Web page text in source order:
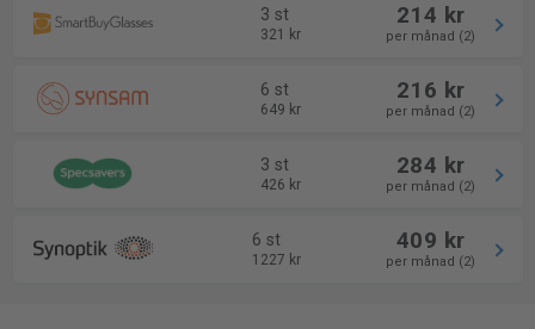
3 st
321 kr
214 kr
per månad (2)
6 st
649 kr
216 kr
per månad (2)
3 st
426 kr
284 kr
per månad (2)
6 st
1227 kr
409 kr
per månad (2)